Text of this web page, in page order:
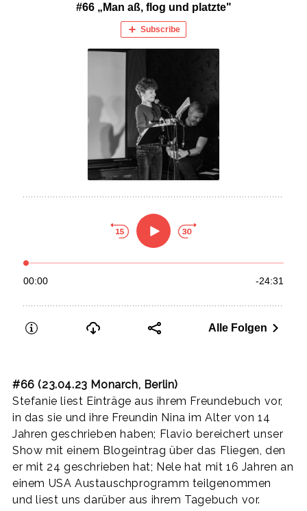
#66 (23.04.23 Monarch, Berlin)
Stefanie liest Einträge aus ihrem Freundebuch vor,
in das sie und ihre Freundin Nina im Alter von 14
Jahren geschrieben haben; Flavio bereichert unser
Show mit einem Blogeintrag über das Fliegen, den
er mit 24 geschrieben hat; Nele hat mit 16 Jahren an
einem USA Austauschprogramm teilgenommen
und liest uns darüber aus ihrem Tagebuch vor.